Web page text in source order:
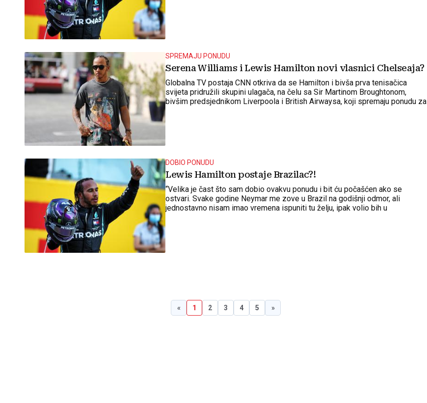
SPREMAJU PONUDU
Serena Williams i Lewis Hamilton novi vlasnici Chelseaja?
Globalna TV postaja CNN otkriva da se Hamilton i bivša prva tenisačica
svijeta pridružili skupini ulagača, na čelu sa Sir Martinom Broughtonom,
bivšim predsjednikom Liverpoola i British Airwaysa, koji spremaju ponudu za
DOBIO PONUDU
Lewis Hamilton postaje Brazilac?!
“Velika je čast što sam dobio ovakvu ponudu i bit ću počašćen ako se
ostvari. Svake godine Neymar me zove u Brazil na godišnji odmor, ali
jednostavno nisam imao vremena ispuniti tu želju, ipak volio bih u
« 1 2 3 4 5 »